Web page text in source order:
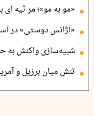
«مو به مو»؛ مر ثیه
«آژانس دوستی» در
شبیه‌سازی واکنش به
تنش میان برزیل و